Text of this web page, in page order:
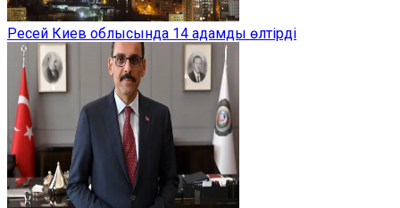
Ресей Киев облысында 14 адамды өлтірді